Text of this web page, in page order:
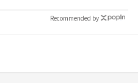
Recommended by